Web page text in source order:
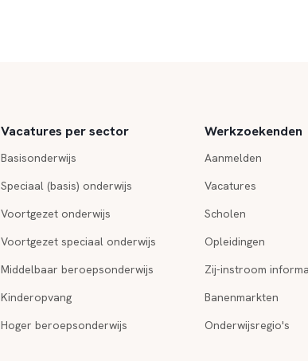
Vacatures per sector
Basisonderwijs
Speciaal (basis) onderwijs
Voortgezet onderwijs
Voortgezet speciaal onderwijs
Middelbaar beroepsonderwijs
Kinderopvang
Hoger beroepsonderwijs
Werkzoekenden
Aanmelden
Vacatures
Scholen
Opleidingen
Zij-instroom
Banenmarkten
Onderwijsregio's